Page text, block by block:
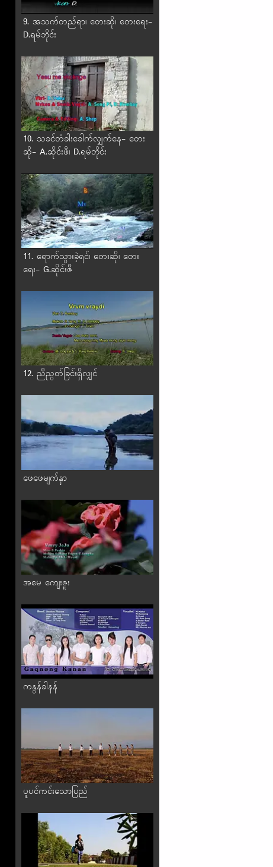
9. အသက်တည်ရာ၊ တေးဆို၊ တေးရေး-
D.ရမ်ဘိုင်း
10. သခင်တံခါးခေါက်လျှက်နေ- တေး
ဆို- A.ဆိုင်းဖီ၊ D.ရမ်ဘိုင်း
11. ရောက်သွားခဲ့ရင်၊ တေးဆို၊ တေး
ရေး- G.ဆိုင်းဇီ
12. ညီညွတ်ခြင်းရှိလျှင်
ဖေဖေမျက်နှာ
အမေ ကျေးဇူး
ကနွန်ခါနန်
ပူပင်ကင်းသောပြည်